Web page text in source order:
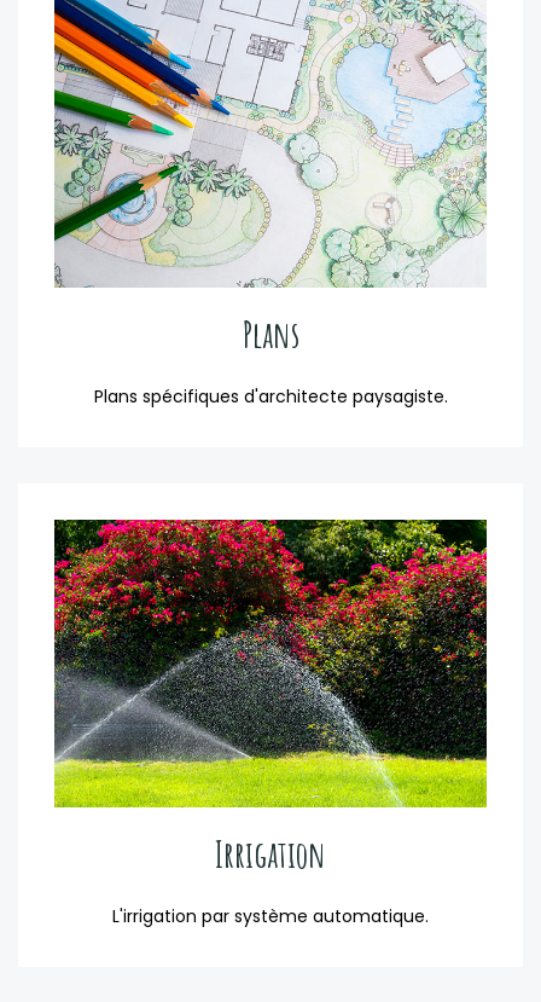
Plans
Plans spécifiques d'architecte paysagiste.
Irrigation
L'irrigation par système automatique.